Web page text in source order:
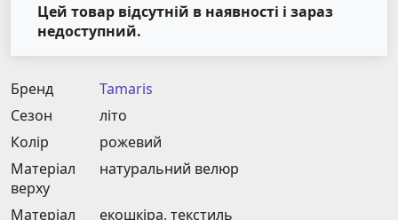
Цей товар відсутній в наявності і зараз
недоступний.
Бренд
Tamaris
Сезон
літо
Колір
рожевий
Матеріал
верху
натуральний велюр
Матеріал
екошкіра, текстиль